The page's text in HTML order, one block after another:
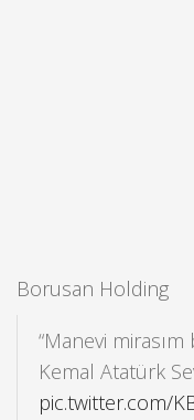
Borusan Holding
“Manevi mirasım
Kemal Atatürk
pic.twitter.com/